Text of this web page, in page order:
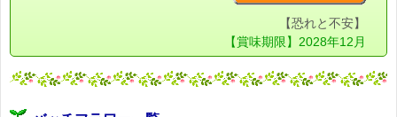
【恐れと不安】
【賞味期限】2028年12月